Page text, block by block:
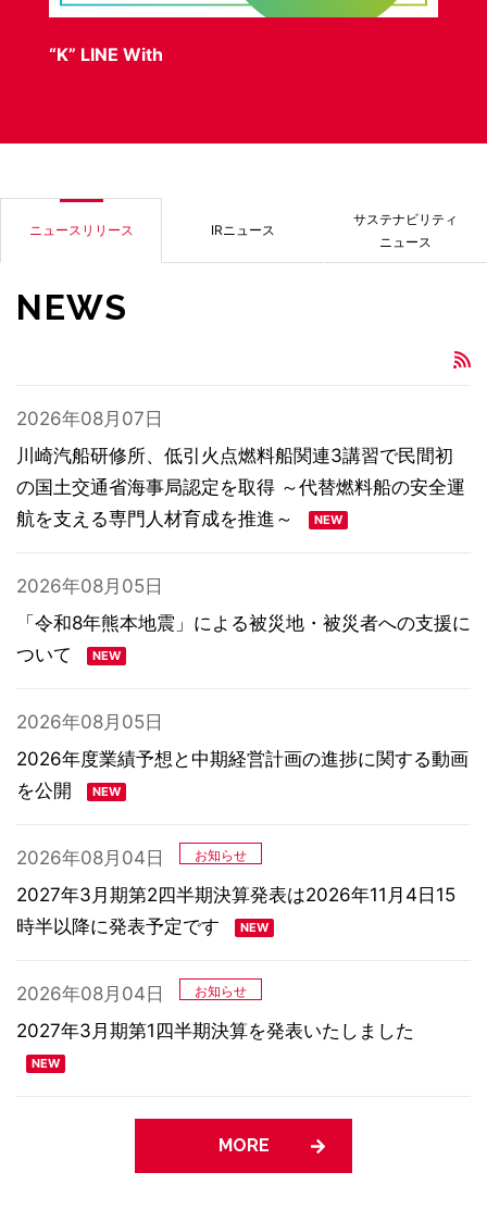
“K” LINE With
ニュースリリース IRニュース
サステナビリティ
ニュース
NEWS
MORE
2026年08月07日
川崎汽船研修所、低引火点燃料船関連3講習で民間初
の国土交通省海事局認定を取得 ～代替燃料船の安全運
航を支える専門人材育成を推進～
2026年08月05日
「令和8年熊本地震」による被災地・被災者への支援に
ついて
2026年08月05日
2026年度業績予想と中期経営計画の進捗に関する動画
を公開
2026年08月04日 お知らせ
2027年3月期第2四半期決算発表は2026年11月4日15
時半以降に発表予定です
2026年08月04日 お知らせ
2027年3月期第1四半期決算を発表いたしました
MORE
MORE